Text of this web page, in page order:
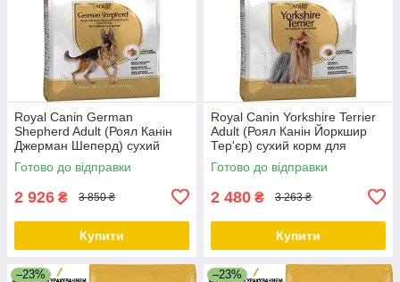
Royal Canin German
Shepherd Adult (Роял Канін
Джерман Шеперд) сухий
корм для собак породи
Німецька Вівчарка, 11 КГ
Готово до відправки
2 926 ₴ 3 850 ₴
Купити
Royal Canin Yorkshire Terrier
Adult (Роял Канін Йоркшир
Тер'єр) сухий корм для
дорослих собак., 7.5 КГ
Готово до відправки
2 480 ₴ 3 263 ₴
Купити
–23% –23%